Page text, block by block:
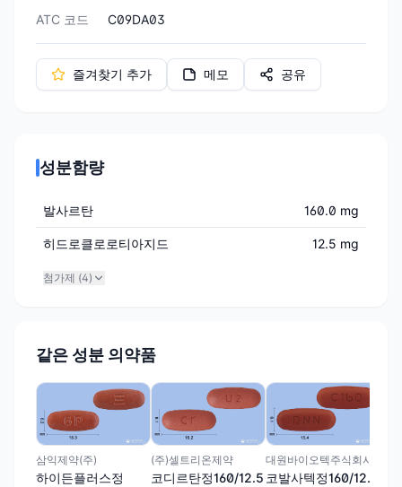
ATC 코드
C09DA03
즐겨찾기 추가 메모 공유
성분함량
발사르탄 160.0 mg
히드로클로로티아지드 12.5 mg
첨가제 (4)
같은 성분 의약품
삼익제약(주)
하이든플러스정
(주)셀트리온제약
코디르탄정160/12.5
대원바이오텍주식회사
코발사텍정160/12.5